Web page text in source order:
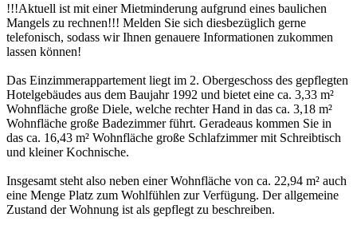
!!!Aktuell ist mit einer Mietminderung aufgrund eines baulichen
Mangels zu rechnen!!! Melden Sie sich diesbezüglich gerne
telefonisch, sodass wir Ihnen genauere Informationen zukommen
lassen können!
Das Einzimmerappartement liegt im 2. Obergeschoss des gepflegten
Hotelgebäudes aus dem Baujahr 1992 und bietet eine ca. 3,33 m²
Wohnfläche große Diele, welche rechter Hand in das ca. 3,18 m²
Wohnfläche große Badezimmer führt. Geradeaus kommen Sie in
das ca. 16,43 m² Wohnfläche große Schlafzimmer mit Schreibtisch
und kleiner Kochnische.
Insgesamt steht also neben einer Wohnfläche von ca. 22,94 m² auch
eine Menge Platz zum Wohlfühlen zur Verfügung. Der allgemeine
Zustand der Wohnung ist als gepflegt zu beschreiben.